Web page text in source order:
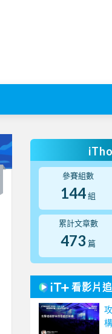
參賽組數
144組
累計文章數
473 篇
看影片
構